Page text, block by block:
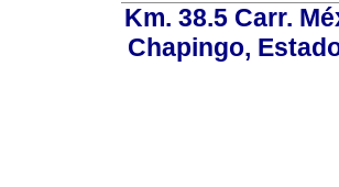
Km. 38.5 Carr.
Chapingo,